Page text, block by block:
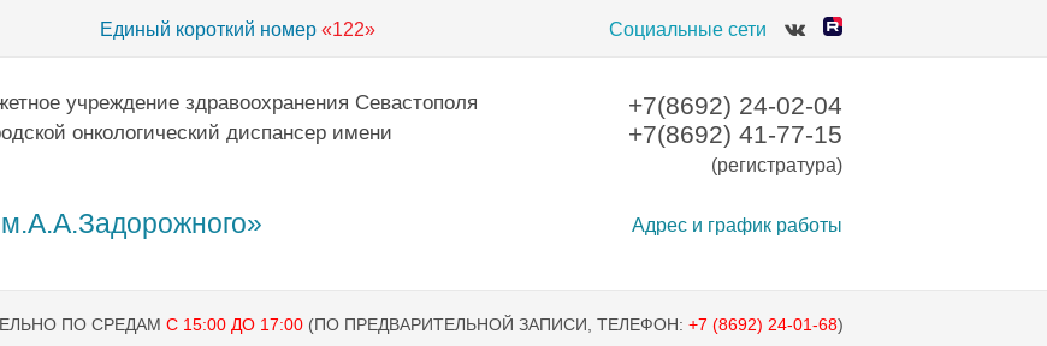
Единый короткий номер «122» Социальные сети
учреждение здравоохранения Севастополя
онкологический диспансер имени
+7(8692) 24-02-04
+7(8692) 41-77-15
(регистратура)
Адрес и график работы
ПО СРЕДАМ С 15:00 ДО 17:00 (ПО ПРЕДВАРИТЕЛЬНОЙ ЗАПИСИ, ТЕЛЕФОН: +7 (8692) 24-01-68)